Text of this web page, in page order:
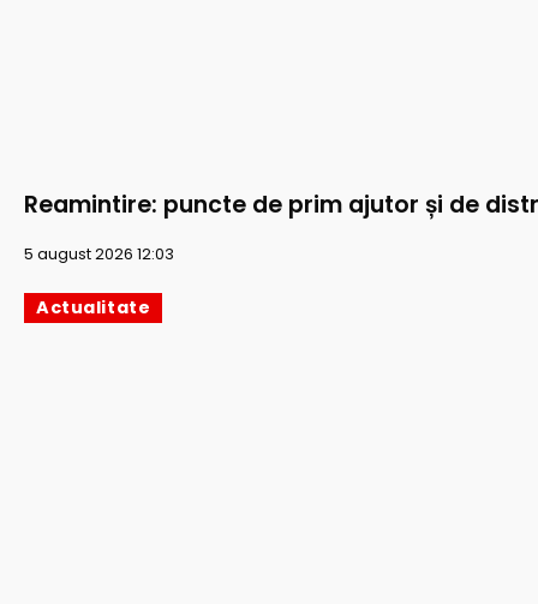
Reamintire: puncte de prim ajutor și de
5 august 2026 12:03
Actualitate